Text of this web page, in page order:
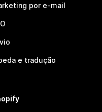
por e-mail
e tradução